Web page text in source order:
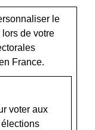
le
de votre
France.
voter aux